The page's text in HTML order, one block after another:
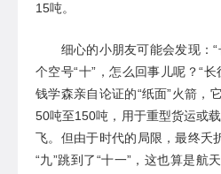
15吨。
细心的小朋友可能会发现：
个空号“十”，怎么回事儿呢？“长
钱学森亲自论证的“纸面”火箭 ，它
50吨至150吨，用于重型货运或
飞。 但由于时代的 局限 ，最终夭
“九”跳到了“十一”，这也算是航